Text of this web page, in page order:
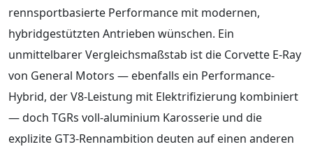
rennsportbasierte Performance mit modernen,
hybridgestützten Antrieben wünschen. Ein
unmittelbarer Vergleichsmaßstab ist die Corvette E-Ray
von General Motors — ebenfalls ein Performance-
Hybrid, der V8-Leistung mit Elektrifizierung kombiniert
— doch TGRs voll-aluminium Karosserie und die
explizite GT3-Rennambition deuten auf einen anderen